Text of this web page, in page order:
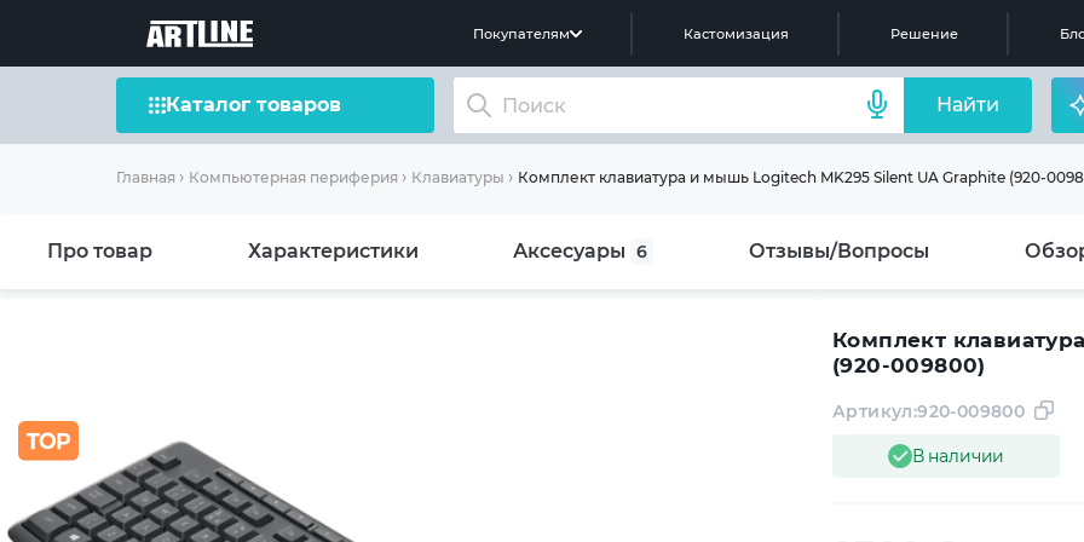
Покупателям Кастомизация Решение
Каталог товаров Найти
Главная Компьютерная периферия Клавиатуры Комплект клавиатура и мышь Logitech MK295 Silent UA Graphite (920-
Про товар Характеристики Аксесуары 6 Отзывы/Вопросы
Комплект
(920-009800)
В наличии
Артикул:920-009800